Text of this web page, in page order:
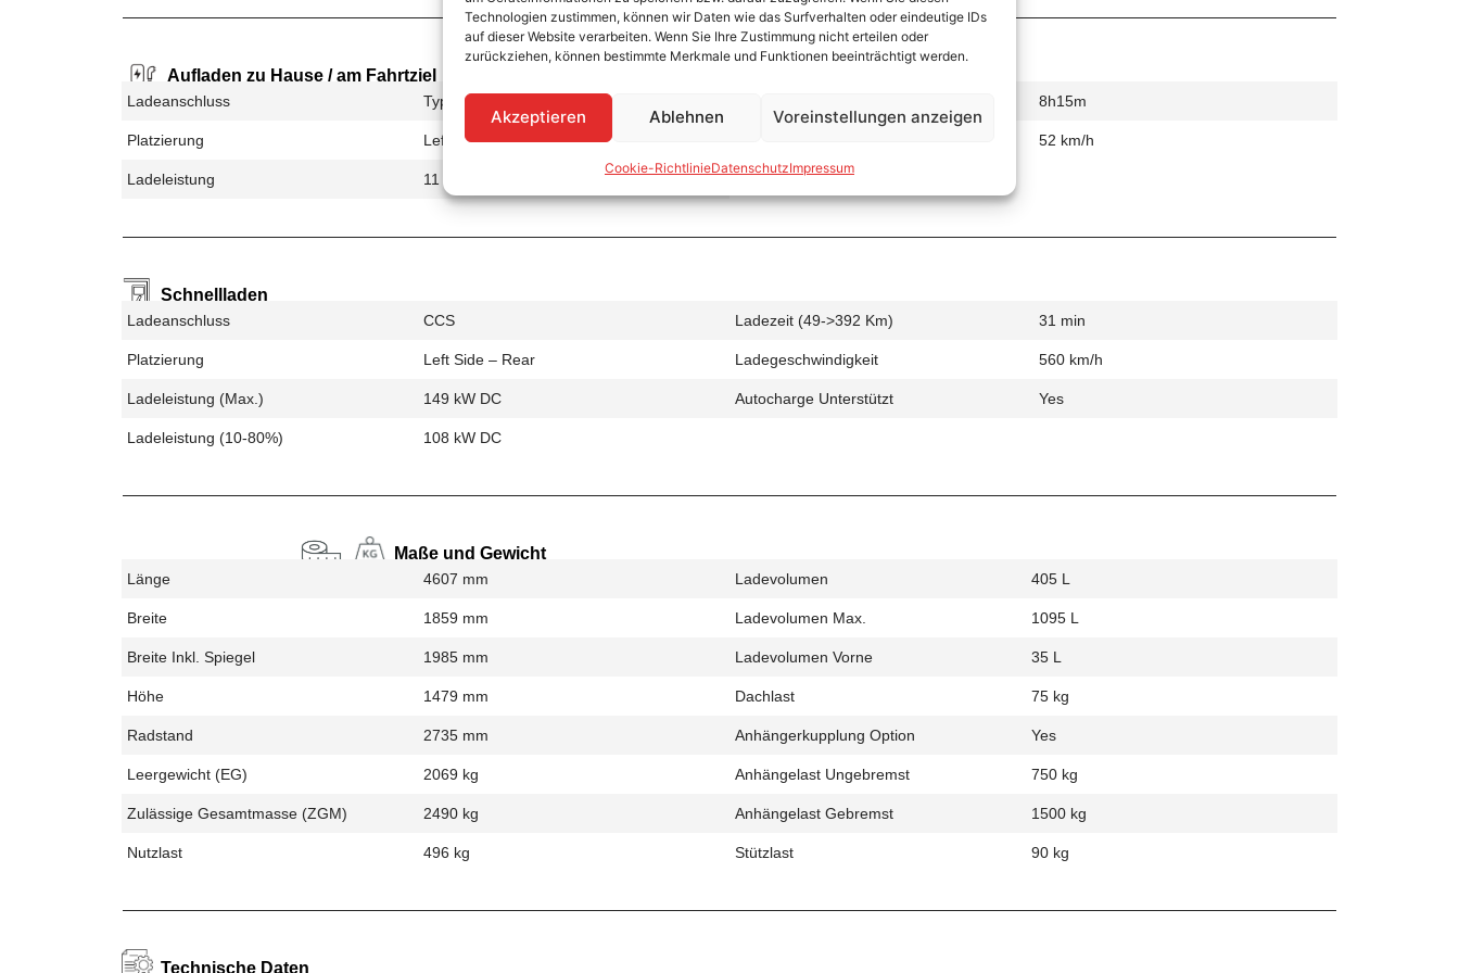
Technologien zustimmen, können wir Daten wie das Surfverhalten oder eindeutige IDs
auf dieser Website verarbeiten. Wenn Sie Ihre Zustimmung nicht erteilen oder
zurückziehen, können bestimmte Merkmale und Funktionen beeinträchtigt werden.
Akzeptieren Ablehnen Voreinstellungen anzeigen
Cookie-RichtlinieDatenschutzImpressum
Aufladen zu Hause / am Fahrtziel
Ladeanschluss Type 2
Platzierung Left Side – Rear
Ladeleistung 11 kW AC
8h15m
52 km/h
Schnellladen
Ladeanschluss CCS
Platzierung Left Side – Rear
Ladeleistung (max.) 149 kW DC
Ladeleistung (10-80%) 108 kW DC
Ladezeit (49->392 Km) 31 min
Ladegeschwindigkeit 560 km/h
Autocharge Unterstützt Yes
Maße und Gewicht
Länge 4607 mm
Breite 1859 mm
Breite Inkl. Spiegel 1985 mm
Höhe 1479 mm
Radstand 2735 mm
Leergewicht (EG) 2069 kg
Zulässige Gesamtmasse (zGM) 2490 kg
Nutzlast 496 kg
Ladevolumen 405 L
Ladevolumen Max. 1095 L
Ladevolumen Vorne 35 L
Dachlast 75 kg
Anhängerkupplung Option Yes
Anhängelast Ungebremst 750 kg
Anhängelast Gebremst 1500 kg
Stützlast 90 kg
Technische Daten